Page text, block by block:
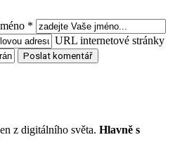
*
URL internetové stránky
z digitálního světa. Hlavně s